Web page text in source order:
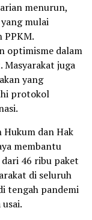
menurun,
mulai
PPKM.
optimisme dalam
Masyarakat juga
yang
protokol
dan Hak
membantu
46 ribu paket
di seluruh
tengah pandemi